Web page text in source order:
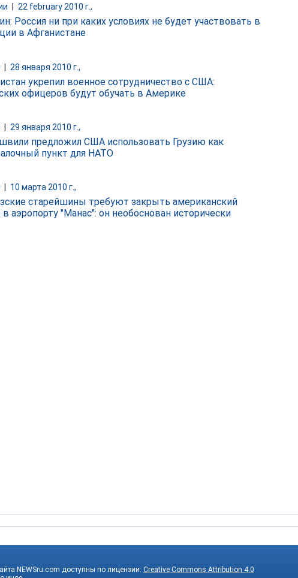
22 february 2010 г.,
Россия ни при каких условиях не будет участвовать в
в Афганистане
| 28 января 2010 г.,
укрепил военное сотрудничество с США:
офицеров будут обучать в Америке
29 января 2010 г.,
предложил США использовать Грузию как
пункт для НАТО
10 марта 2010 г.,
старейшины требуют закрыть американский
в аэропорту "Манас": он необоснован исторически
NEWSru.com доступны по лицензии: Creative Commons Attribution 4.0